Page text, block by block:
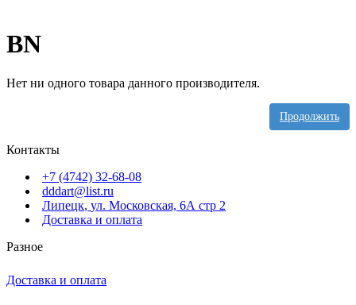
BN
Нет ни одного товара данного производителя.
Продолжить
Контакты
+7 (4742) 32-68-08
dddart@list.ru
Липецк, ул. Московская, 6А стр 2
Доставка и оплата
Разное
Доставка и оплата